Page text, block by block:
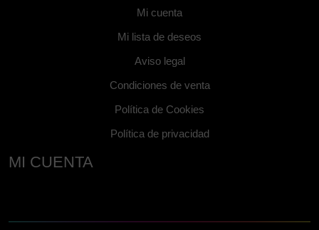
Mi cuenta
Mi lista de deseos
Aviso legal
Condiciones de venta
Política de Cookies
Política de privacidad
MI CUENTA